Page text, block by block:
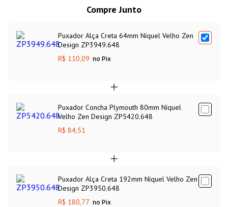
matérias-primas de alta qualidade, garantindo excelente
desempenho e longa vida útil.
Compre Junto
Puxador Alça Creta 64mm Níquel Velho Zen
Design ZP3949.648
R$ 110,09 no Pix
Puxador Concha Plymouth 80mm Níquel
Velho Zen Design ZP5420.648
R$ 84,51
Puxador Alça Creta 192mm Níquel Velho Zen
Design ZP3950.648
R$ 180,77 no Pix